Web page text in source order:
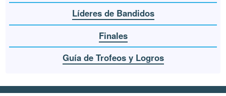
Líderes de Bandidos
Finales
Guía de Trofeos y Logros